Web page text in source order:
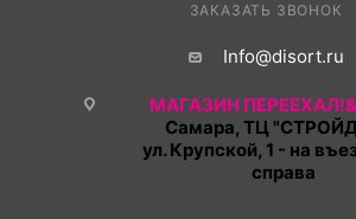
ЗАКАЗАТЬ ЗВОНОК
Info@disort.ru
МАГАЗИН
Самара, ТЦ
ул. Крупской, 1 - на
справа